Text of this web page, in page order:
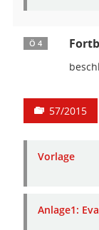
Ö 4
57/2015
Vorlage
Anlage1: